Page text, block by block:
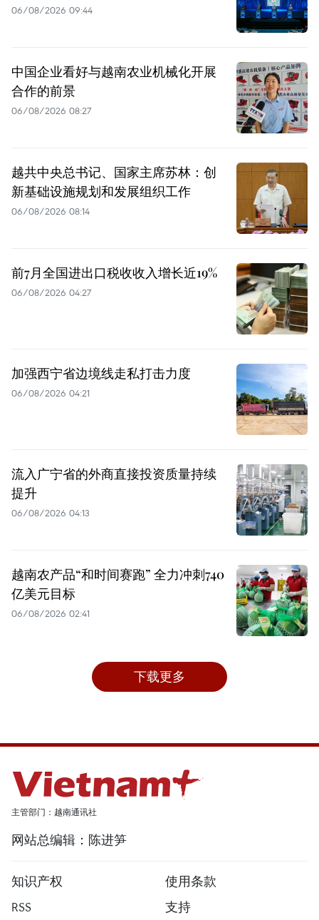
06/08/2026 09:44
中国企业看好与越南农业机械化开展
合作的前景
06/08/2026 08:27
越共中央总书记、国家主席苏林：创
新基础设施规划和发展组织工作
06/08/2026 08:14
前7月全国进出口税收收入增长近19%
06/08/2026 04:27
加强西宁省边境线走私打击力度
06/08/2026 04:21
流入广宁省的外商直接投资质量持续
提升
06/08/2026 04:13
越南农产品“和时间赛跑” 全力冲刺740
亿美元目标
06/08/2026 02:41
下载更多
主管部门：越南通讯社
网站总编辑：陈进笋
知识产权
使用条款
RSS
支持